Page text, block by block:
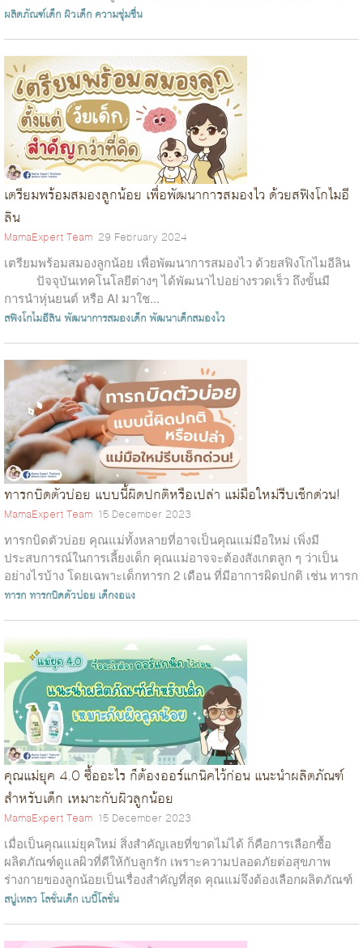
ผลิตภัณฑ์เด็ก ผิวเด็ก ความชุ่มชื่น
เตรียมพร้อมสมองลูกน้อย เพื่อพัฒนาการสมองไว ด้วยสฟิงโกไมอี
ลิน
MamaExpert Team 29 February 2024
เตรียมพร้อมสมองลูกน้อย เพื่อพัฒนาการสมองไว ด้วยสฟิงโกไมอีลิน
ปัจจุบันเทคโนโลยีต่างๆ ได้พัฒนาไปอย่างรวดเร็ว ถึงขั้นมี
การนำหุ่นยนต์ หรือ AI มาใช...
สฟิงโกไมอีลินพัฒนาการสมองเด็กพัฒนาเด็กสมองไว
ทารกบิดตัวบ่อย แบบนี้ผิดปกติหรือเปล่า แม่มือใหม่รีบเช็กด่วน!
MamaExpert Team 15 December 2023
ทารกบิดตัวบ่อย คุณแม่ทั้งหลายที่อาจเป็นคุณแม่มือใหม่ เพิ่งมี
ประสบการณ์ในการเลี้ยงเด็ก คุณแม่อาจจะต้องสังเกตลูก ๆ ว่าเป็น
อย่างไรบ้าง โดยเฉพาะเด็กทารก 2 เดือน ที่มีอาการผิดปกติ เช่น ทารก
บิดตัวบ่อย ห...
ทารกทารกบิดตัวบ่อย เด็กงอแง
คุณแม่ยุค 4.0 ซื้ออะไร ก็ต้องออร์แกนิคไว้ก่อน แนะนำผลิตภัณฑ์
สำหรับเด็ก เหมาะกับผิวลูกน้อย
MamaExpert Team 15 December 2023
เมื่อเป็นคุณแม่ยุคใหม่ สิ่งสำคัญเลยที่ขาดไม่ได้ ก็คือการเลือกซื้อ
ผลิตภัณฑ์ดูแลผิวที่ดีให้กับลูกรัก เพราะความปลอดภัยต่อสุขภาพ
ร่างกายของลูกน้อยเป็นเรื่องสำคัญที่สุด คุณแม่จึงต้องเลือกผลิตภัณฑ์
ที่มีควา...
สบู่เหลว โลชั่นเด็ก เบบี้โลชั่น